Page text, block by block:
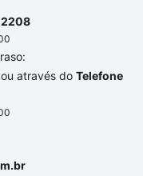
2208
ou através do Telefone